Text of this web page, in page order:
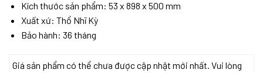
Kích thước sản phẩm: 53 x 898 x 500 mm
Xuất xứ: Thổ Nhĩ Kỳ
Bảo hành: 36 tháng
Giá sản phẩm có thể chưa được cập nhật mới nhất. Vui lòng